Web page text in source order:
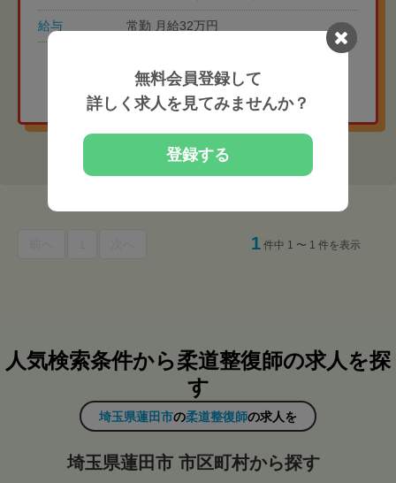
給与 常勤 月給32万円
非公開求人を紹介してもらう
1 件中 1 〜 1 件を表示
人気検索条件から柔道整復師の求人を探
す
埼玉県蓮田市の柔道整復師の求人を
埼玉県蓮田市 市区町村から探す
無料会員登録して
詳しく求人を見てみませんか？
登録する